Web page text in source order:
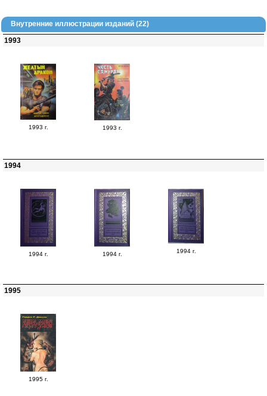
Внутренние иллюстрации изданий (22)
1993
1993 г. 1993 г.
1994
1994 г. 1994 г. 1994 г.
1995
1995 г.